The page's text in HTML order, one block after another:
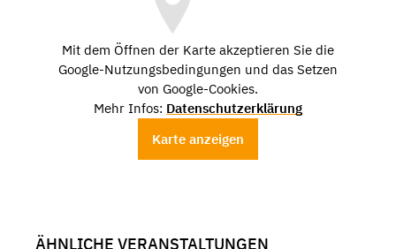
Mit dem Öffnen der Karte akzeptieren Sie die
Google-Nutzungsbedingungen und das Setzen
von Google-Cookies.
Mehr Infos: Datenschutzerklärung
Karte anzeigen
ÄHNLICHE VERANSTALTUNGEN